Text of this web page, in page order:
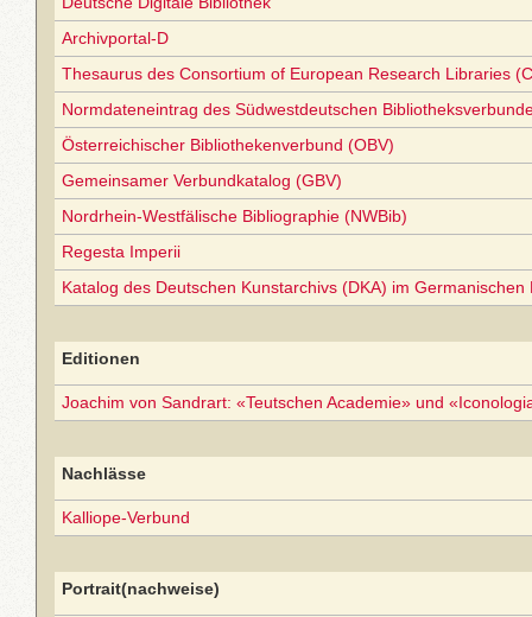
Archivportal-D
Thesaurus des Consortium of European Research Libraries
Normdateneintrag des Südwestdeutschen
Österreichischer Bibliothekenverbund (OBV)
Gemeinsamer Verbundkatalog (GBV)
Nordrhein-Westfälische Bibliographie (NWBib)
Regesta Imperii
Katalog des Deutschen Kunstarchivs (DKA) im Germanischen
Editionen
Joachim von Sandrart: «Teutschen Academie» und
Nachlässe
Kalliope-Verbund
Portrait(nachweise)